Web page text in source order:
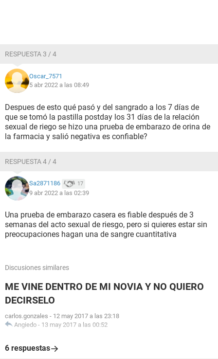
RESPUESTA 3 / 4
Oscar_7571
5 abr 2022 a las 08:49
Despues de esto qué pasó y del sangrado a los 7 días de
que se tomó la pastilla postday los 31 días de la relación
sexual de riego se hizo una prueba de embarazo de orina de
la farmacia y salió negativa es confiable?
RESPUESTA 4 / 4
Sa2871186 17
9 abr 2022 a las 02:39
Una prueba de embarazo casera es fiable después de 3
semanas del acto sexual de riesgo, pero si quieres estar sin
preocupaciones hagan una de sangre cuantitativa
Discusiones similares
ME VINE DENTRO DE MI NOVIA Y NO QUIERO
DECIRSELO
carlos.gonzales - 12 may 2017 a las 23:18
Angiedo - 13 may 2017 a las 00:52
6 respuestas